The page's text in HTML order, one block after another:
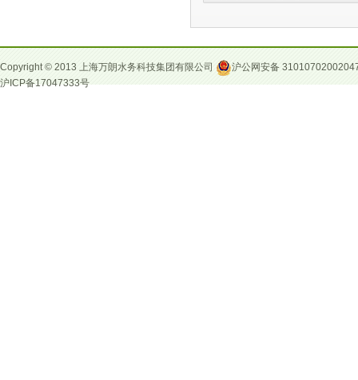
Copyright © 2013 上海万朗水务科技集团有限公司
沪公网安备
沪ICP备17047333号